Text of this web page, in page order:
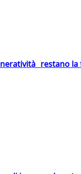
restano la